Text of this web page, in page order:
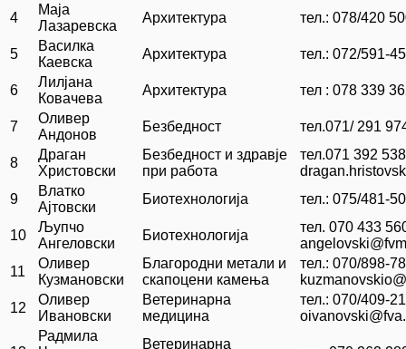
4
Маја
Лазаревска
Архитектура тел.: 078/420
5
Василка
Каевска
Архитектура тел.: 072/591-
6
Лилјана
Ковачева
Архитектура тел : 078 339
7
Оливер
Андонов
Безбедност тел.071/ 291
8
Драган
Христовски
Безбедност и здравје
при работа
тел.071 392
9
Влатко
Ајтовски
Биотехнологија тел.: 075/481-
10
Љупчо
Ангеловски
Биотехнологија
тел. 070 433
11
Оливер
Кузмановски
Благородни метали и
скапоцени камења
тел.: 070/898-
12
Оливер
Ивановски
Ветеринарна
медицина
тел.: 070/409-
Радмила
Ветеринарна